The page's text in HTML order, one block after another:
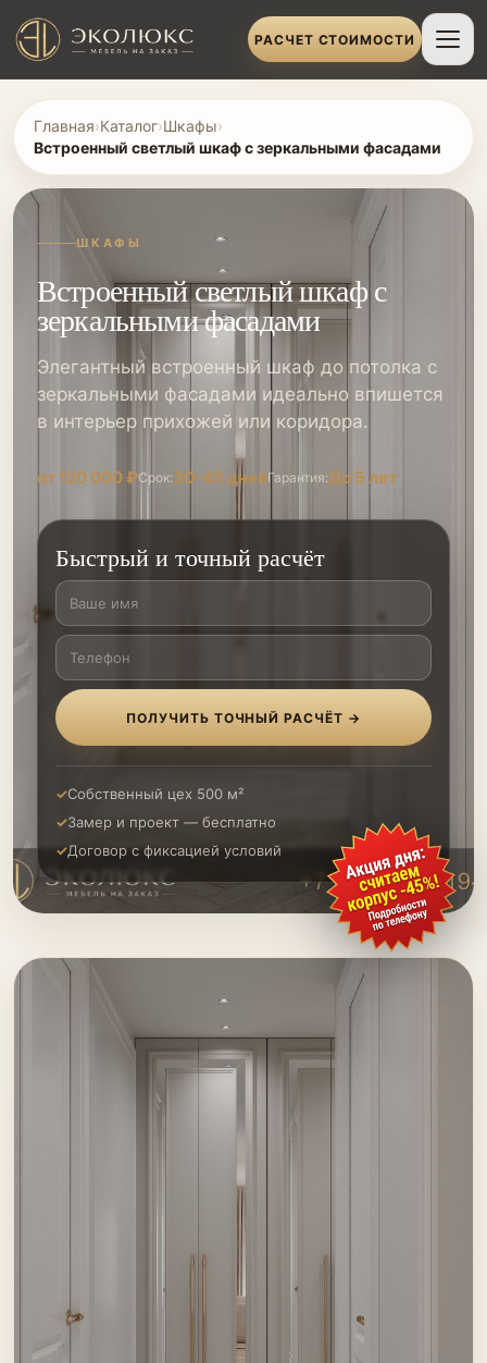
РАСЧЕТ СТОИМОСТИ
Главная›Каталог›Шкафы›
Встроенный светлый шкаф с зеркальными фасадами
ШКАФЫ
Встроенный светлый шкаф с
зеркальными фасадами
Элегантный встроенный шкаф до потолка с
зеркальными фасадами идеально впишется
в интерьер прихожей или коридора.
от 120 000 ₽Срок:30-45 днейГарантия:До 5 лет
Быстрый и точный расчёт
ПОЛУЧИТЬ ТОЧНЫЙ РАСЧЁТ →
Собственный цех 500 м²
Замер и проект — бесплатно
Договор с фиксацией условий